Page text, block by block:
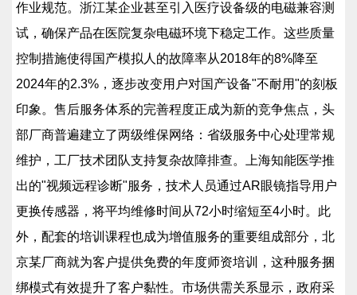
作业规范。浙江某企业甚至引入医疗设备级的电磁兼容测
试，确保产品在医院复杂电磁环境下稳定工作。这些质量
控制措施使得国产模拟人的故障率从2018年的8%降至
2024年的2.3%，逐步改变用户对国产设备"不耐用"的刻板
印象。售后服务体系的完善程度正成为新的竞争焦点，头
部厂商普遍建立了两级维保网络：省级服务中心处理常规
维护，工厂技术团队支持复杂故障排查。上海知能医学推
出的"视频远程诊断"服务，技术人员通过AR眼镜指导用户
更换传感器，将平均维修时间从72小时缩短至4小时。此
外，配套的培训课程也成为增值服务的重要组成部分，北
京某厂商就为客户提供免费的年度师资培训，这种服务捆
绑模式有效提升了客户黏性。市场供需关系显示，政府采